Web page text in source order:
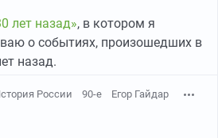
лет назад», в котором я
о событиях, произошедших в
назад.
России 90-е Егор Гайдар